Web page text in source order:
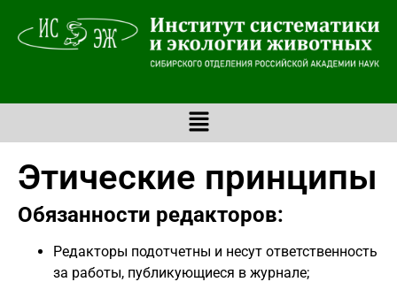
Этические принципы
Обязанности редакторов:
Редакторы подотчетны и несут ответственность
за работы, публикующиеся в журнале;